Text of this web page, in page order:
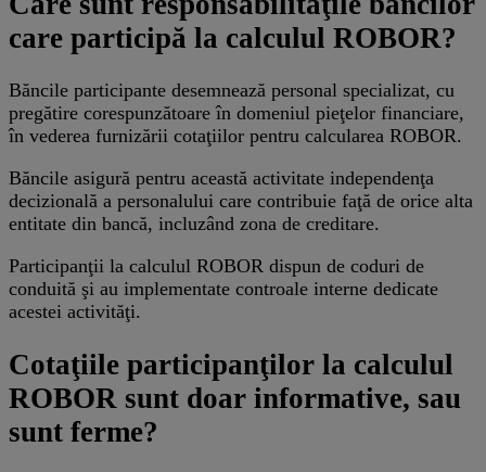
care participă la calculul ROBOR?
Băncile participante desemnează personal specializat, cu
pregătire corespunzătoare în domeniul pieţelor financiare,
în vederea furnizării cotaţiilor pentru calcularea ROBOR.
Băncile asigură pentru această activitate independenţa
decizională a personalului care contribuie faţă de orice alta
entitate din bancă, incluzând zona de creditare.
Participanţii la calculul ROBOR dispun de coduri de
conduită şi au implementate controale interne dedicate
acestei activităţi.
Cotaţiile participanţilor la calculul
ROBOR sunt doar informative, sau
sunt ferme?